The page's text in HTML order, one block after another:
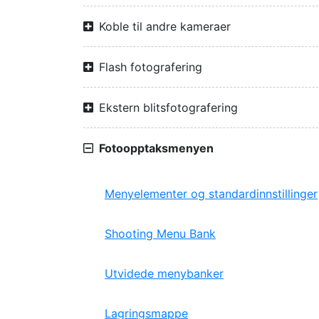
Koble til andre kameraer
Flash fotografering
Ekstern blitsfotografering
Fotoopptaksmenyen
Menyelementer og standardinnstillinger
Shooting Menu Bank
Utvidede menybanker
Lagringsmappe